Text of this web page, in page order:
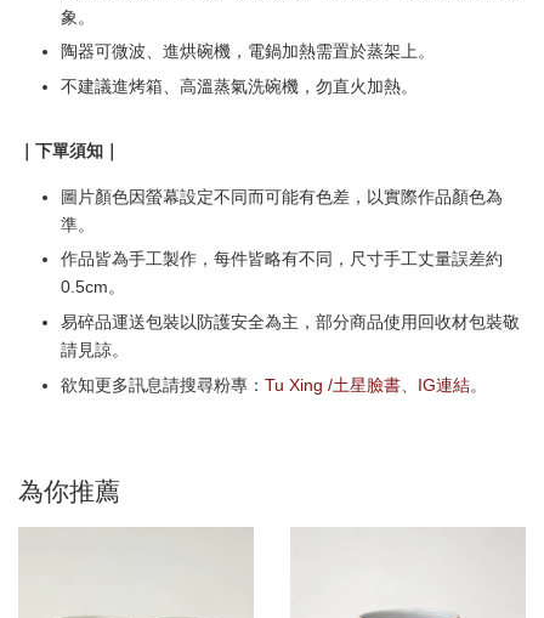
象。
陶器可微波、進烘碗機，電鍋加熱需置於蒸架上。
不建議進烤箱、高溫蒸氣洗碗機，勿直火加熱。
｜下單須知｜
圖片顏色因螢幕設定不同而可能有色差，以實際作品顏色為
準。
作品皆為手工製作，每件皆略有不同，尺寸手工丈量誤差約
0.5cm。
易碎品運送包裝以防護安全為主，部分商品使用回收材包裝敬
請見諒。
欲知更多訊息請搜尋粉專： Tu Xing /土星臉書 IG連結。
為你推薦